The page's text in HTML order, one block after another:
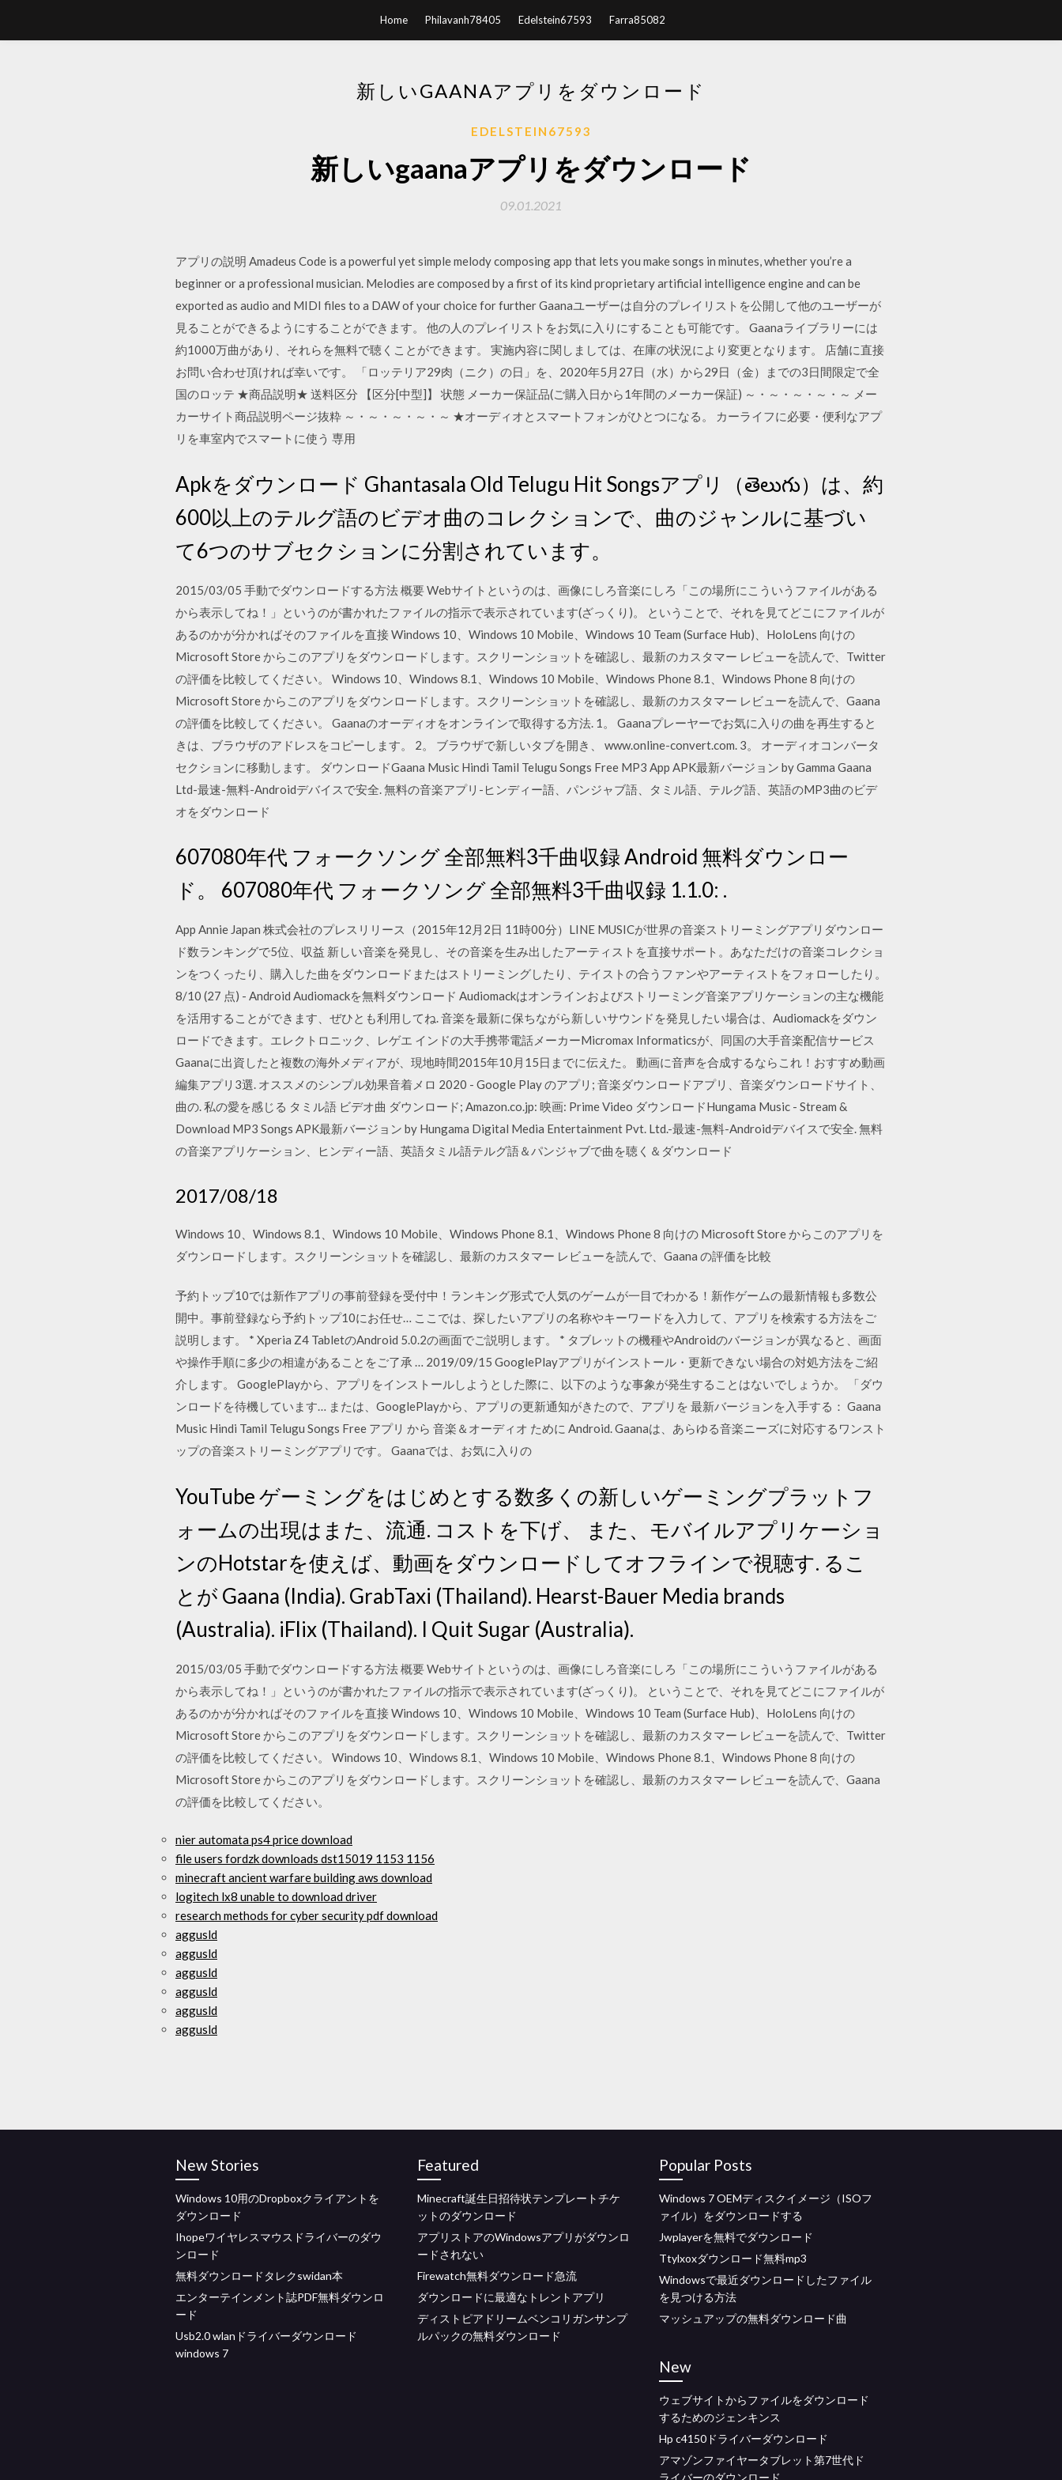
Home Philavanh78405 Edelstein67593 Farra85082
新しいGAANAアプリをダウンロード
EDELSTEIN67593
新しいgaanaアプリをダウンロード
09.01.2021
アプリの説明 Amadeus Code is a powerful yet simple melody composing app that lets you make songs in minutes, whether you’re a
beginner or a professional musician. Melodies are composed by a first of its kind proprietary artificial intelligence engine and can be
exported as audio and MIDI files to a DAW of your choice for further Gaanaユーザーは自分のプレイリストを公開して他のユーザーが
見ることができるようにすることができます。 他の人のプレイリストをお気に入りにすることも可能です。 Gaanaライブラリーには
約1000万曲があり、それらを無料で聴くことができます。 実施内容に関しましては、在庫の状況により変更となります。 店舗に直接
お問い合わせ頂ければ幸いです。 「ロッテリア29肉（ニク）の日」を、2020年5月27日（水）から29日（金）までの3日間限定で全
国のロッテ ★商品説明★ 送料区分 【区分[中型]】 状態 メーカー保証品(ご購入日から1年間のメーカー保証) ～・～・～・～・～ メー
カーサイト商品説明ページ抜粋 ～・～・～・～・～ ★オーディオとスマートフォンがひとつになる。 カーライフに必要・便利なアプ
リを車室内でスマートに使う 専用
Apkをダウンロード Ghantasala Old Telugu Hit Songsアプリ（తెలుగు）は、約
600以上のテルグ語のビデオ曲のコレクションで、曲のジャンルに基づい
て6つのサブセクションに分割されています。
2015/03/05 手動でダウンロードする方法 概要 Webサイトというのは、画像にしろ音楽にしろ「この場所にこういうファイルがある
から表示してね！」というのが書かれたファイルの指示で表示されています(ざっくり)。 ということで、それを見てどこにファイルが
あるのかが分かればそのファイルを直接 Windows 10、Windows 10 Mobile、Windows 10 Team (Surface Hub)、HoloLens 向けの
Microsoft Store からこのアプリをダウンロードします。スクリーンショットを確認し、最新のカスタマー レビューを読んで、Twitter
の評価を比較してください。 Windows 10、Windows 8.1、Windows 10 Mobile、Windows Phone 8.1、Windows Phone 8 向けの
Microsoft Store からこのアプリをダウンロードします。スクリーンショットを確認し、最新のカスタマー レビューを読んで、Gaana
の評価を比較してください。 Gaanaのオーディオをオンラインで取得する方法. 1。 Gaanaプレーヤーでお気に入りの曲を再生すると
きは、ブラウザのアドレスをコピーします。 2。 ブラウザで新しいタブを開き、 www.online-convert.com. 3。 オーディオコンバータ
セクションに移動します。 ダウンロードGaana Music Hindi Tamil Telugu Songs Free MP3 App APK最新バージョン by Gamma Gaana
Ltd-最速-無料-Androidデバイスで安全. 無料の音楽アプリ-ヒンディー語、パンジャブ語、タミル語、テルグ語、英語のMP3曲のビデ
オをダウンロード
607080年代 フォークソング 全部無料3千曲収録 Android 無料ダウンロー
ド。 607080年代 フォークソング 全部無料3千曲収録 1.1.0: .
App Annie Japan 株式会社のプレスリリース（2015年12月2日 11時00分）LINE MUSICが世界の音楽ストリーミングアプリダウンロー
ド数ランキングで5位、収益 新しい音楽を発見し、その音楽を生み出したアーティストを直接サポート。あなただけの音楽コレクショ
ンをつくったり、購入した曲をダウンロードまたはストリーミングしたり、テイストの合うファンやアーティストをフォローしたり。
8/10 (27 点) - Android Audiomackを無料ダウンロード Audiomackはオンラインおよびストリーミング音楽アプリケーションの主な機能
を活用することができます、ぜひとも利用してね. 音楽を最新に保ちながら新しいサウンドを発見したい場合は、Audiomackをダウン
ロードできます。エレクトロニック、レゲエ インドの大手携帯電話メーカーMicromax Informaticsが、同国の大手音楽配信サービス
Gaanaに出資したと複数の海外メディアが、現地時間2015年10月15日までに伝えた。 動画に音声を合成するならこれ！おすすめ動画
編集アプリ3選. オススメのシンプル効果音着メロ 2020 - Google Play のアプリ; 音楽ダウンロードアプリ、音楽ダウンロードサイト、
曲の. 私の愛を感じる タミル語 ビデオ曲 ダウンロード; Amazon.co.jp: 映画: Prime Video ダウンロードHungama Music - Stream &
Download MP3 Songs APK最新バージョン by Hungama Digital Media Entertainment Pvt. Ltd.-最速-無料-Androidデバイスで安全. 無料
の音楽アプリケーション、ヒンディー語、英語タミル語テルグ語＆パンジャブで曲を聴く＆ダウンロード
2017/08/18
Windows 10、Windows 8.1、Windows 10 Mobile、Windows Phone 8.1、Windows Phone 8 向けの Microsoft Store からこのアプリを
ダウンロードします。スクリーンショットを確認し、最新のカスタマー レビューを読んで、Gaana の評価を比較
予約トップ10では新作アプリの事前登録を受付中！ランキング形式で人気のゲームが一目でわかる！新作ゲームの最新情報も多数公
開中。事前登録なら予約トップ10にお任せ… ここでは、探したいアプリの名称やキーワードを入力して、アプリを検索する方法をご
説明します。 * Xperia Z4 TabletのAndroid 5.0.2の画面でご説明します。 * タブレットの機種やAndroidのバージョンが異なると、画面
や操作手順に多少の相違があることをご了承 … 2019/09/15 GooglePlayアプリがインストール・更新できない場合の対処方法をご紹
介します。 GooglePlayから、アプリをインストールしようとした際に、以下のような事象が発生することはないでしょうか。 「ダウ
ンロードを待機しています… または、GooglePlayから、アプリの更新通知がきたので、アプリを 最新バージョンを入手する： Gaana
Music Hindi Tamil Telugu Songs Free アプリ から 音楽＆オーディオ ために Android. Gaanaは、あらゆる音楽ニーズに対応するワンスト
ップの音楽ストリーミングアプリです。 Gaanaでは、お気に入りの
YouTube ゲーミングをはじめとする数多くの新しいゲーミングプラットフ
ォームの出現はまた、流通. コストを下げ、 また、モバイルアプリケーショ
ンのHotstarを使えば、動画をダウンロードしてオフラインで視聴す. るこ
とが Gaana (India). GrabTaxi (Thailand). Hearst-Bauer Media brands
(Australia). iFlix (Thailand). I Quit Sugar (Australia).
2015/03/05 手動でダウンロードする方法 概要 Webサイトというのは、画像にしろ音楽にしろ「この場所にこういうファイルがある
から表示してね！」というのが書かれたファイルの指示で表示されています(ざっくり)。 ということで、それを見てどこにファイルが
あるのかが分かればそのファイルを直接 Windows 10、Windows 10 Mobile、Windows 10 Team (Surface Hub)、HoloLens 向けの
Microsoft Store からこのアプリをダウンロードします。スクリーンショットを確認し、最新のカスタマー レビューを読んで、Twitter
の評価を比較してください。 Windows 10、Windows 8.1、Windows 10 Mobile、Windows Phone 8.1、Windows Phone 8 向けの
Microsoft Store からこのアプリをダウンロードします。スクリーンショットを確認し、最新のカスタマー レビューを読んで、Gaana
の評価を比較してください。
nier automata ps4 price download
file users fordzk downloads dst15019 1153 1156
minecraft ancient warfare building aws download
logitech lx8 unable to download driver
research methods for cyber security pdf download
aggusld
aggusld
aggusld
aggusld
aggusld
aggusld
New Stories
Windows 10用のDropboxクライアントを
ダウンロード
Ihopeワイヤレスマウスドライバーのダウ
ンロード
無料ダウンロードタレクswidan本
エンターテインメント誌PDF無料ダウンロ
ード
Usb2.0 wlanドライバーダウンロード
windows 7
Featured
Minecraft誕生日招待状テンプレートチケ
ットのダウンロード
アプリストアのWindowsアプリがダウンロ
ードされない
Firewatch無料ダウンロード急流
ダウンロードに最適なトレントアプリ
ディストピアドリームベンコリガンサンプ
ルパックの無料ダウンロード
Popular Posts
Windows 7 OEMディスクイメージ（ISOフ
ァイル）をダウンロードする
Jwplayerを無料でダウンロード
Ttylxoxダウンロード無料mp3
Windowsで最近ダウンロードしたファイル
を見つける方法
マッシュアップの無料ダウンロード曲
New
ウェブサイトからファイルをダウンロード
するためのジェンキンス
Hp c4150ドライバーダウンロード
アマゾンファイヤータブレット第7世代ド
ライバーのダウンロード